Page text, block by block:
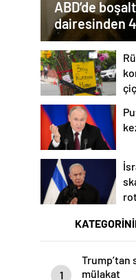
ABD’de
dairesinden
1
Trump’tan
mülakat